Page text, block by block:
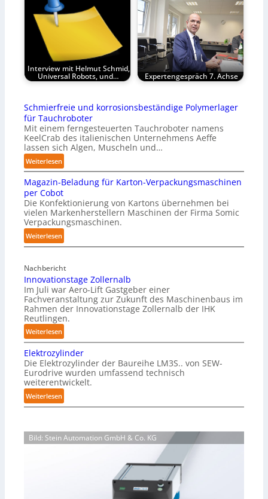
Interview mit Helmut Schmid,
Universal Robots, und… Expertengespräch 7. Achse
Schmierfreie und korrosionsbeständige Polymerlager
für Tauchroboter
Mit einem ferngesteuerten Tauchroboter namens
KeelCrab des italienischen Unternehmens Aeffe
lassen sich Algen, Muscheln und…
Weiterlesen:
S
c
h
m
i
e
r
e
i
e
u
n
d
k
o
r
r
o
s
i
n
s
Magazin-Beladung für Karton-Verpackungsmaschinen
per Cobot
Die Konfektionierung von Kartons übernehmen bei
vielen Markenherstellern Maschinen der Firma Somic
Verpackungsmaschinen.
Weiterlesen:
M
g
a
z
n
-
B
e
l
a
d
n
ü
Nachbericht
Innovationstage Zollernalb
Im Juli war Aero-Lift Gastgeber einer
Fachveranstaltung zur Zukunft des Maschinenbaus im
Rahmen der Innovationstage Zollernalb der IHK
Reutlingen.
Weiterlesen:
I
n
n
o
v
a
t
o
n
Elektrozylinder
Die Elektrozylinder der Baureihe LM3S.. von SEW-
Eurodrive wurden umfassend technisch
weiterentwickelt.
Weiterlesen:
E
k
Bild: Stein Automation GmbH & Co. KG